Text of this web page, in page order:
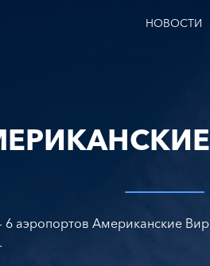
НОВОСТИ
6 аэропортов Американские